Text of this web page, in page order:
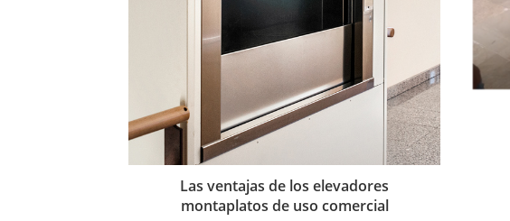
Las ventajas de los elevadores
montaplatos de uso comercial